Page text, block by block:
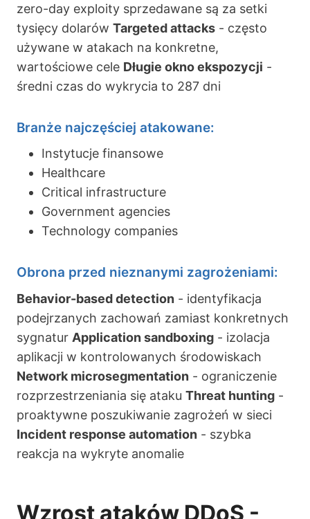
zero-day exploity sprzedawane są za setki
tysięcy dolarów Targeted attacks - często
używane w atakach na konkretne,
wartościowe cele Długie okno ekspozycji -
średni czas do wykrycia to 287 dni
Branże najczęściej atakowane:
Instytucje finansowe
Healthcare
Critical infrastructure
Government agencies
Technology companies
Obrona przed nieznanymi zagrożeniami:
Behavior-based detection - identyfikacja
podejrzanych zachowań zamiast konkretnych
sygnatur Application sandboxing - izolacja
aplikacji w kontrolowanych środowiskach
Network microsegmentation - ograniczenie
rozprzestrzeniania się ataku Threat hunting -
proaktywne poszukiwanie zagrożeń w sieci
Incident response automation - szybka
reakcja na wykryte anomalie
Wzrost ataków DDoS -